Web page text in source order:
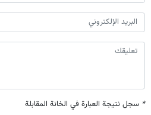
* سجل نتيجة العبارة في الخانة المقابلة